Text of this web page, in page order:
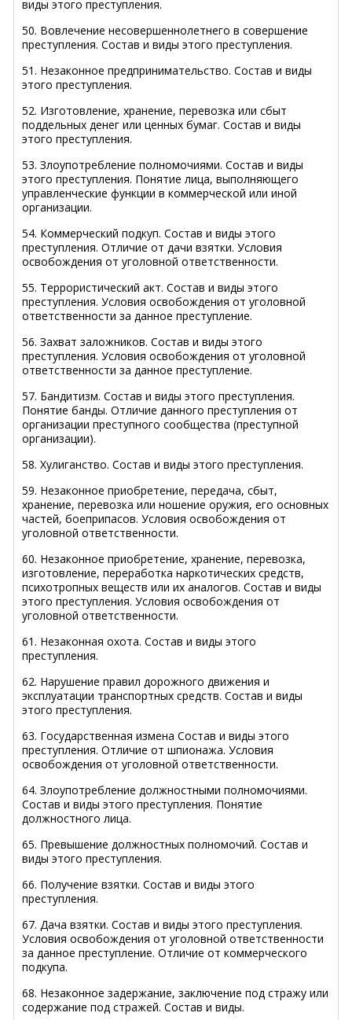
виды этого преступления.
50. Вовлечение несовершеннолетнего в совершение
преступления. Состав и виды этого преступления.
51. Незаконное предпринимательство. Состав и виды
этого преступления.
52. Изготовление, хранение, перевозка или сбыт
поддельных денег или ценных бумаг. Состав и виды
этого преступления.
53. Злоупотребление полномочиями. Состав и виды
этого преступления. Понятие лица, выполняющего
управленческие функции в коммерческой или иной
организации.
54. Коммерческий подкуп. Состав и виды этого
преступления. Отличие от дачи взятки. Условия
освобождения от уголовной ответственности.
55. Террористический акт. Состав и виды этого
преступления. Условия освобождения от уголовной
ответственности за данное преступление.
56. Захват заложников. Состав и виды этого
преступления. Условия освобождения от уголовной
ответственности за данное преступление.
57. Бандитизм. Состав и виды этого преступления.
Понятие банды. Отличие данного преступления от
организации преступного сообщества (преступной
организации).
58. Хулиганство. Состав и виды этого преступления.
59. Незаконное приобретение, передача, сбыт,
хранение, перевозка или ношение оружия, его основных
частей, боеприпасов. Условия освобождения от
уголовной ответственности.
60. Незаконное приобретение, хранение, перевозка,
изготовление, переработка наркотических средств,
психотропных веществ или их аналогов. Состав и виды
этого преступления. Условия освобождения от
уголовной ответственности.
61. Незаконная охота. Состав и виды этого
преступления.
62. Нарушение правил дорожного движения и
эксплуатации транспортных средств. Состав и виды
этого преступления.
63. Государственная измена Состав и виды этого
преступления. Отличие от шпионажа. Условия
освобождения от уголовной ответственности.
64. Злоупотребление должностными полномочиями.
Состав и виды этого преступления. Понятие
должностного лица.
65. Превышение должностных полномочий. Состав и
виды этого преступления.
66. Получение взятки. Состав и виды этого
преступления.
67. Дача взятки. Состав и виды этого преступления.
Условия освобождения от уголовной ответственности
за данное преступление. Отличие от коммерческого
подкупа.
68. Незаконное задержание, заключение под стражу или
содержание под стражей. Состав и виды.